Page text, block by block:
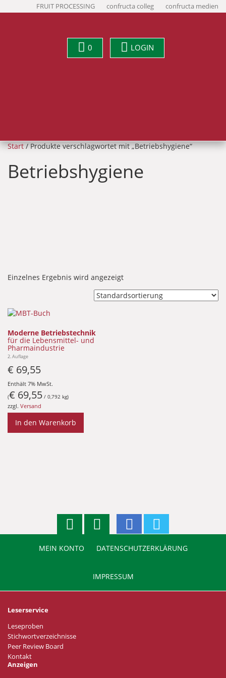
FRUIT PROCESSING confructa colleg confructa medien
0 LOGIN
Start/ Produkte verschlagwortet mit „Betriebshygiene“
Betriebshygiene
Einzelnes Ergebnis wird angezeigt
Moderne Betriebstechnik
für die Lebensmittel- und
Pharmaindustrie
2. Auflage
€ 69,55
Enthält 7% MwSt.
(€ 69,55 / 0,792 kg)
zzgl. Versand
In den Warenkorb
MEIN KONTO DATENSCHUTZERKLÄRUNG
IMPRESSUM
Leserservice
Leseproben
Stichwortverzeichnisse
Peer Review Board
Kontakt
Anzeigen